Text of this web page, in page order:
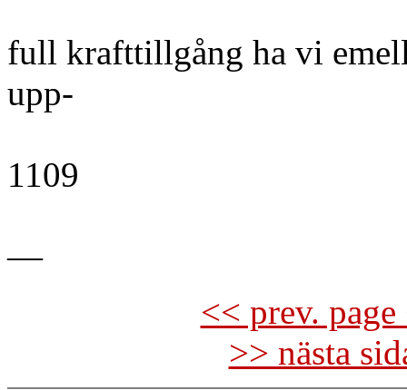
full krafttillgång ha vi
upp-
1109
—
<< prev.
>> nästa